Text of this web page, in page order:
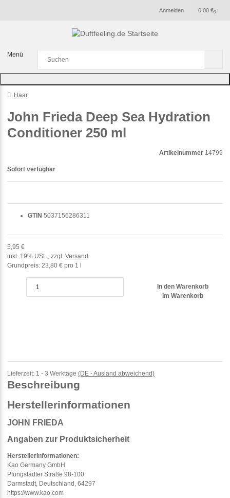
Anmelden 0
0,00 €
Menü
Haar
John Frieda Deep Sea Hydration
Conditioner 250 ml
Artikelnummer 14799
GTIN 5037156286311
5,95 €
inkl. 19% USt. , zzgl. Versand
Grundpreis: 23,80 € pro 1 l
In den Warenkorb
Im Warenkorb
Sofort verfügbar
Lieferzeit: 1 - 3 Werktage (DE - Ausland abweichend)
Beschreibung
Herstellerinformationen
JOHN FRIEDA
Angaben zur Produktsicherheit
Herstellerinformationen:
Kao Germany GmbH
Pfungstädter Straße 98-100
Darmstadt, Deutschland, 64297
https://www.kao.com